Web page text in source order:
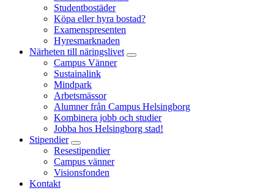
Studentbostäder
Köpa eller hyra bostad?
Examenspresenten
Hyresmarknaden
Närheten till näringslivet
Campus Vänner
Sustainalink
Mindpark
Arbetsmässor
Alumner från Campus Helsingborg
Kombinera jobb och studier
Jobba hos Helsingborg stad!
Stipendier
Resestipendier
Campus vänner
Visionsfonden
Kontakt